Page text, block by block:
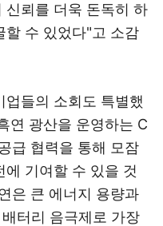
신뢰를 더욱 돈독히 하
할 수 있었다"고 소감
들의 소회도 특별했
연 광산을 운영하는 C
급 협력을 통해 모잠
기여할 수 있을 것
은 큰 에너지 용량과
터리 음극제로 가장